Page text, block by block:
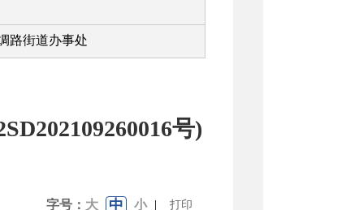
路街道办事处
号)
字号： 大 中 小 | 打印